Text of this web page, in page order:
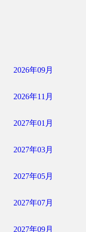
2026年09月
2026年11月
2027年01月
2027年03月
2027年05月
2027年07月
2027年09月